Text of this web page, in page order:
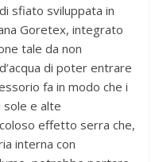
sfiato sviluppata in
Goretex, integrato
tale da non
di poter entrare
fa in modo che i
sole e alte
effetto serra che,
interna con